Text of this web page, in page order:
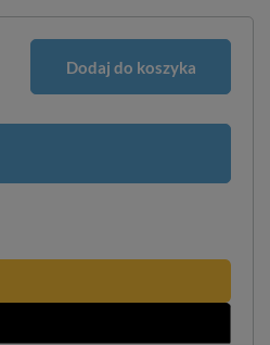
Dodaj do koszyka